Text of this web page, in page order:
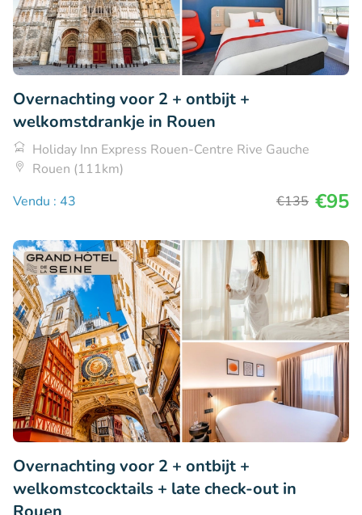
Overnachting voor 2 + ontbijt +
welkomstdrankje in Rouen
Holiday Inn Express Rouen-Centre Rive Gauche
Rouen (111km)
Vendu : 43
€135 €95
Overnachting voor 2 + ontbijt +
welkomstcocktails + late check-out in